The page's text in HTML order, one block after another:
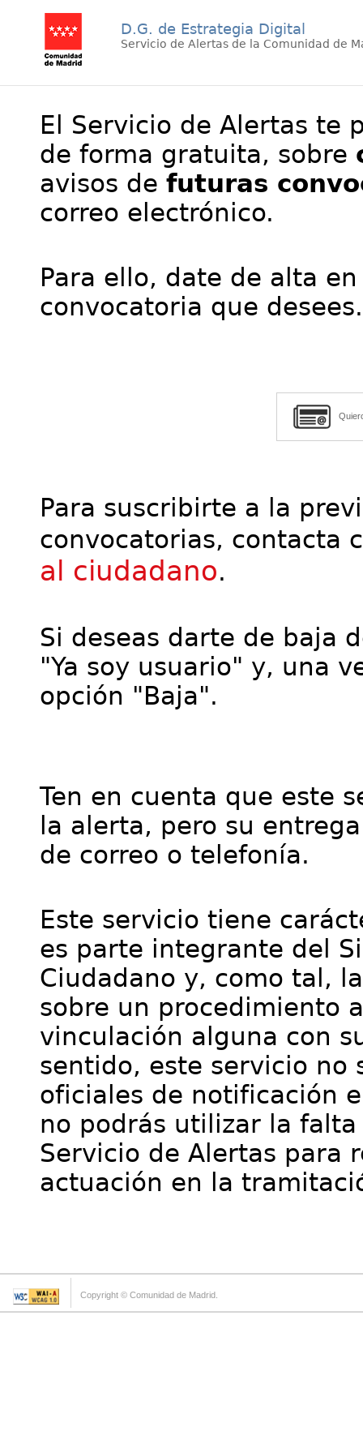
D.G. de Estrategia Digital
Servicio de Alertas de la Comunidad de
El Servicio de Alertas te
de forma gratuita, sobre
avisos de futuras
correo electrónico.
Para ello, date de alta
convocatoria que desees.
Para suscribirte a la
convocatorias, contacta
al ciudadano.
Si deseas darte de baja
"Ya soy usuario" y, una
opción "Baja".
Ten en cuenta que este
la alerta, pero su
de correo o telefonía.
Este servicio tiene
es parte integrante del
Ciudadano y, como tal,
sobre un procedimiento
vinculación alguna con
sentido, este servicio no
oficiales de notificación
no podrás utilizar la
Servicio de Alertas para
actuación en la
Copyright © Comunidad de Madrid.